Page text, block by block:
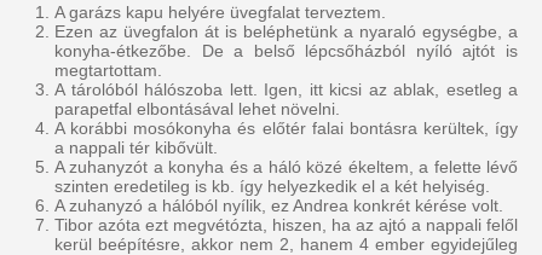
A garázs kapu helyére üvegfalat terveztem.
Ezen az üvegfalon át is beléphetünk a nyaraló egységbe, a
konyha-étkezőbe. De a belső lépcsőházból nyíló ajtót is
megtartottam.
A tárolóból hálószoba lett. Igen, itt kicsi az ablak, esetleg a
parapetfal elbontásával lehet növelni.
A korábbi mosókonyha és előtér falai bontásra kerültek, így
a nappali tér kibővült.
A zuhanyzót a konyha és a háló közé ékeltem, a felette lévő
szinten eredetileg is kb. így helyezkedik el a két helyiség.
A zuhanyzó a hálóból nyílik, ez Andrea konkrét kérése volt.
Tibor azóta ezt megvétózta, hiszen, ha az ajtó a nappali felől
kerül beépítésre, akkor nem 2, hanem 4 ember egyidejűleg